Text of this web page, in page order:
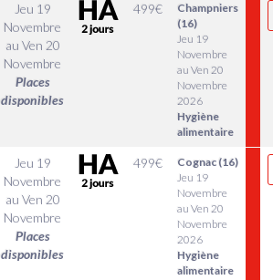
Jeu 19
Novembre
au Ven 20
Novembre
Places
disponibles
499€
Champniers
(16)
Jeu 19
Novembre
au Ven 20
Novembre
2026
Hygiène
alimentaire
Jeu 19
Novembre
au Ven 20
Novembre
Places
disponibles
499€
Cognac (16)
Jeu 19
Novembre
au Ven 20
Novembre
2026
Hygiène
alimentaire